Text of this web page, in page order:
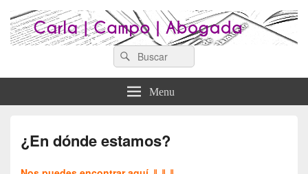
Abogados Lugo : Carla Campo
Abogada
Search
for:
Menu
¿En dónde estamos?